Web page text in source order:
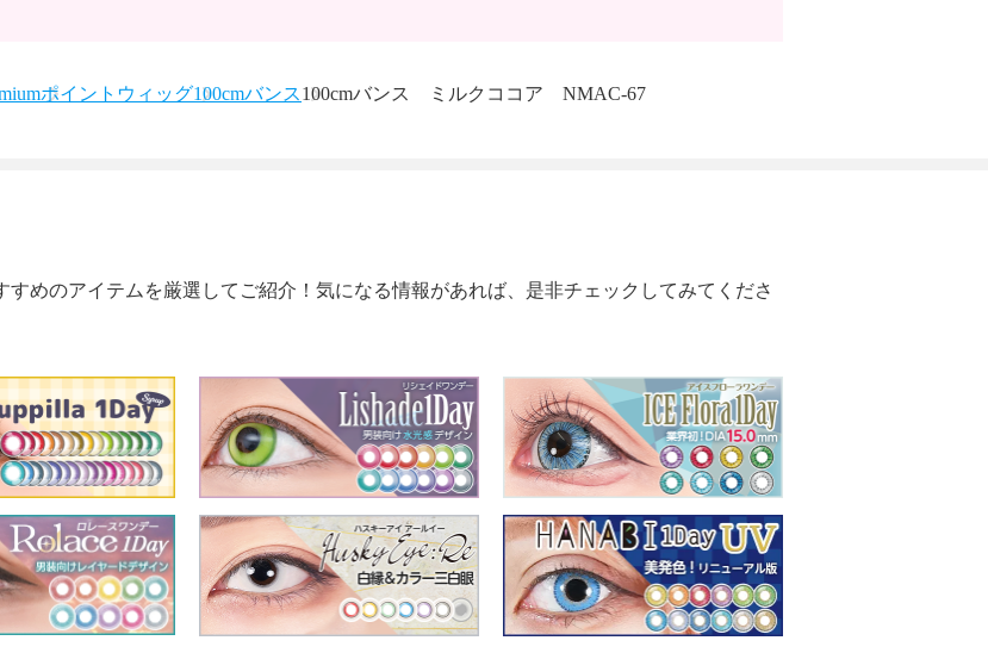
ポイントウィッグ100cmバンス100cmバンス ミルクココア NMAC-67
めのアイテムを厳選してご紹介！気になる情報があれば、是非チェックしてみてくださ